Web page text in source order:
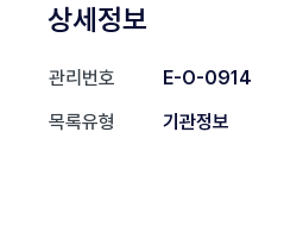
상세정보
관리번호
E-O-0914
목록유형
기관정보